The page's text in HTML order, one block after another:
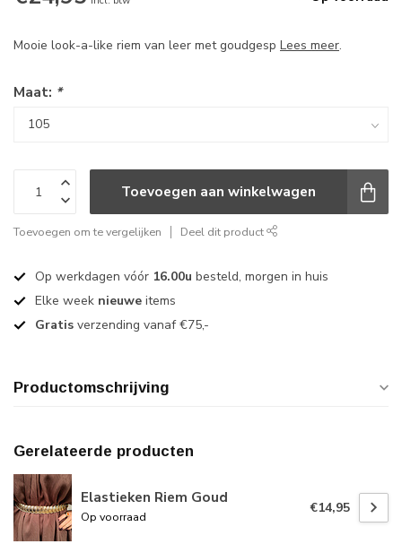
Mooie look-a-like riem van leer met goudgesp Lees meer.
Maat: *
Toevoegen aan winkelwagen
Toevoegen om te vergelijken Deel dit product
Op werkdagen vóór 16.00u besteld, morgen in huis
Elke week nieuwe items
Gratis verzending vanaf €75,-
Productomschrijving
Gerelateerde producten
Elastieken Riem Goud
Op voorraad
€14,95